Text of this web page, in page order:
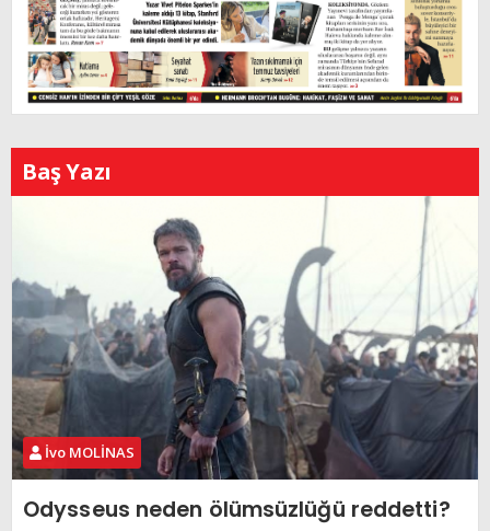
Baş Yazı
İvo MOLİNAS
Odysseus neden ölümsüzlüğü reddetti?